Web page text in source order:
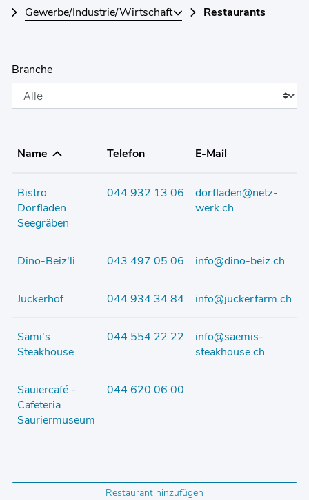
Gewerbe/Industrie/Wirtschaft
Restaurants
Branche
Name Telefon E-Mail
Bistro
Dorfladen
Seegräben
044 932 13 06
dorfladen@netz-
werk.ch
Dino-Beiz'li 043 497 05 06 info@dino-beiz.ch
Juckerhof 044 934 34 84 info@juckerfarm.ch
Sämi's
Steakhouse
044 554 22 22
info@saemis-
steakhouse.ch
Sauiercafé -
Cafeteria
Sauriermuseum
044 620 06 00
Restaurant hinzufügen